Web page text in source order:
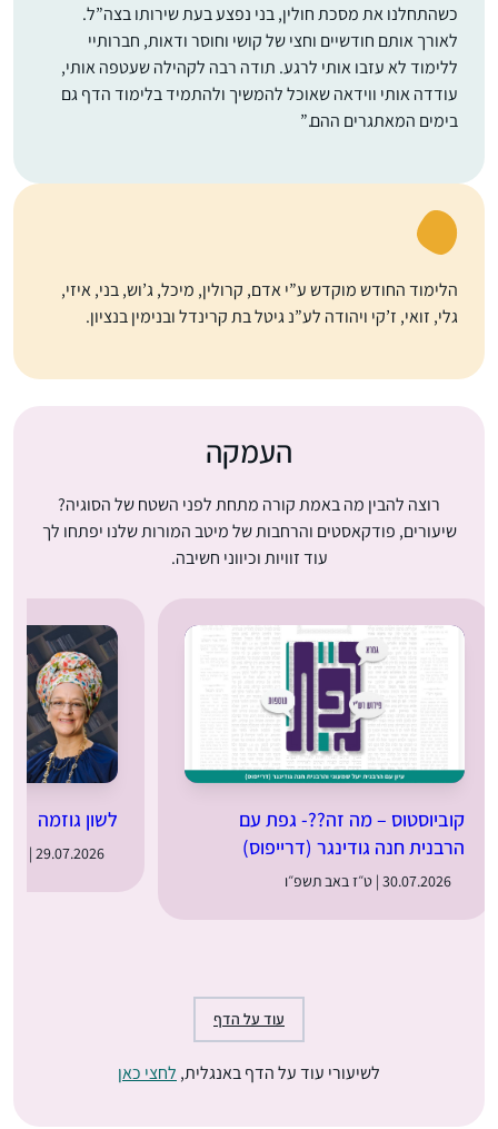
כשהתחלנו את מסכת חולין, בני נפצע בעת שירותו בצה”ל.
לאורך אותם חודשיים וחצי של קושי וחוסר ודאות, חברותיי
ללימוד לא עזבו אותי לרגע. תודה רבה לקהילה שעטפה אותי,
עודדה אותי ווידאה שאוכל להמשיך ולהתמיד בלימוד הדף גם
בימים המאתגרים ההם.”
הלימוד החודש מוקדש ע”י אדם, קרולין, מיכל, ג’וש, בני, איזי,
גלי, זואי, ז’קי ויהודה לע”נ גיטל בת קרינדל ובנימין בנציון.
העמקה
רוצה להבין מה באמת קורה מתחת לפני השטח של הסוגיה?
שיעורים, פודקאסטים והרחבות של מיטב המורות שלנו יפתחו לך
עוד זוויות וכיווני חשיבה.
קוביוסטוס – מה זה??- גפת עם
הרבנית חנה גודינגר (דרייפוס)
30.07.2026 | ט״ז באב תשפ״ו
לשון גוזמה
29.07.2026 | ט״ו באב תשפ״ו
עוד על הדף
לשיעורי עוד על הדף באנגלית, לחצי כאן